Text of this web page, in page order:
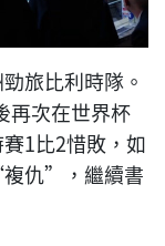
旅比利時隊。
再次在世界杯
1比2惜敗，如
仇”，繼續書